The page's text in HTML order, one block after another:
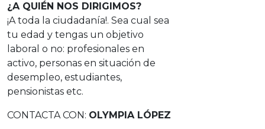
¿A QUIÉN NOS DIRIGIMOS?
¡A toda la ciudadanía!. Sea cual sea
tu edad y tengas un objetivo
laboral o no: profesionales en
activo, personas en situación de
desempleo, estudiantes,
pensionistas etc.
CONTACTA CON: OLYMPIA LÓPEZ